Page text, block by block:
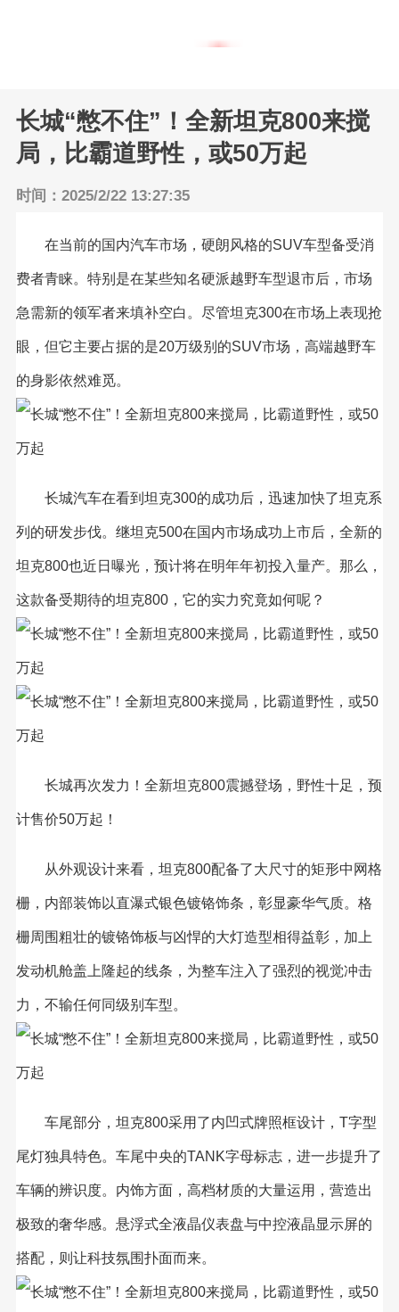
长城“憋不住”！全新坦克800来搅
局，比霸道野性，或50万起
时间：2025/2/22 13:27:35
在当前的国内汽车市场，硬朗风格的SUV车型备受消
费者青睐。特别是在某些知名硬派越野车型退市后，市场
急需新的领军者来填补空白。尽管坦克300在市场上表现抢
眼，但它主要占据的是20万级别的SUV市场，高端越野车
的身影依然难觅。
长城汽车在看到坦克300的成功后，迅速加快了坦克系
列的研发步伐。继坦克500在国内市场成功上市后，全新的
坦克800也近日曝光，预计将在明年年初投入量产。那么，
这款备受期待的坦克800，它的实力究竟如何呢？
长城再次发力！全新坦克800震撼登场，野性十足，预
计售价50万起！
从外观设计来看，坦克800配备了大尺寸的矩形中网格
栅，内部装饰以直瀑式银色镀铬饰条，彰显豪华气质。格
栅周围粗壮的镀铬饰板与凶悍的大灯造型相得益彰，加上
发动机舱盖上隆起的线条，为整车注入了强烈的视觉冲击
力，不输任何同级别车型。
车尾部分，坦克800采用了内凹式牌照框设计，T字型
尾灯独具特色。车尾中央的TANK字母标志，进一步提升了
车辆的辨识度。内饰方面，高档材质的大量运用，营造出
极致的奢华感。悬浮式全液晶仪表盘与中控液晶显示屏的
搭配，则让科技氛围扑面而来。